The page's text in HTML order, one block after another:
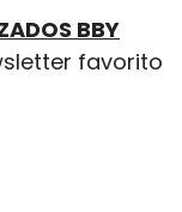
BBY
favorito